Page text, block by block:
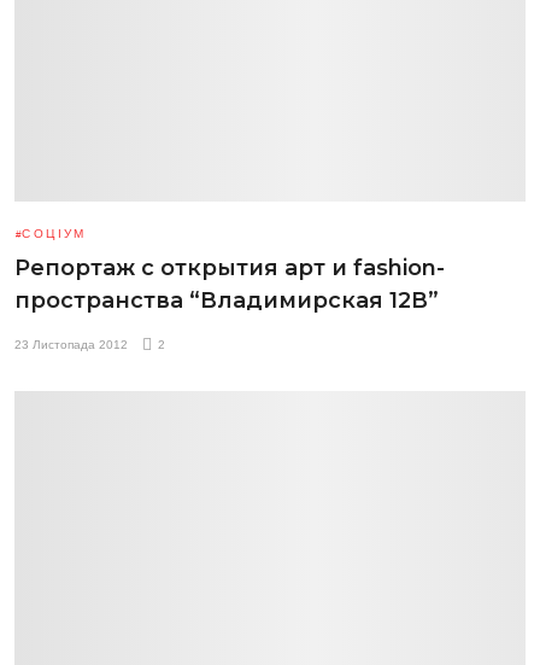
СОЦІУМ
Репортаж с открытия арт и fashion-
пространства “Владимирская 12В”
23 Листопада 2012 2